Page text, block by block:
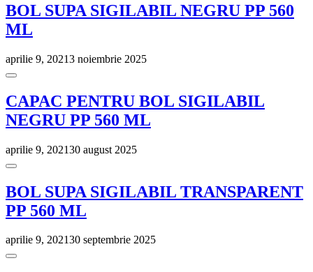
BOL SUPA SIGILABIL NEGRU PP 560
ML
aprilie 9, 20213 noiembrie 2025
CAPAC PENTRU BOL SIGILABIL
NEGRU PP 560 ML
aprilie 9, 202130 august 2025
BOL SUPA SIGILABIL TRANSPARENT
PP 560 ML
aprilie 9, 202130 septembrie 2025